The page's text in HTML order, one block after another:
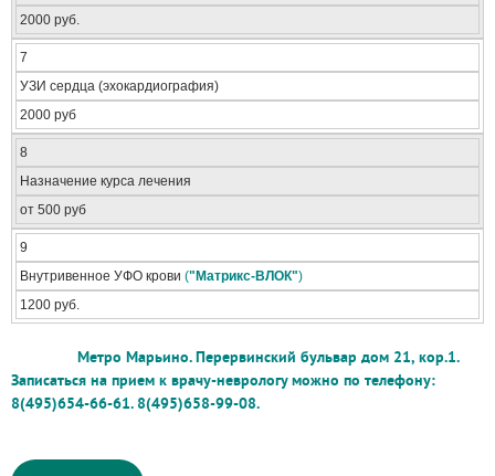
2000 руб.
7
УЗИ сердца (эхокардиография)
2000 руб
8
Назначение курса лечения
от 500 руб
9
Внутривенное УФО крови ("Матрикс-ВЛОК")
1200 руб.
Метро Марьино. Перервинский бульвар дом 21, кор.1.
Записаться на прием к врачу-неврологу можно по телефону:
8(495)654-66-61. 8(495)658-99-08.